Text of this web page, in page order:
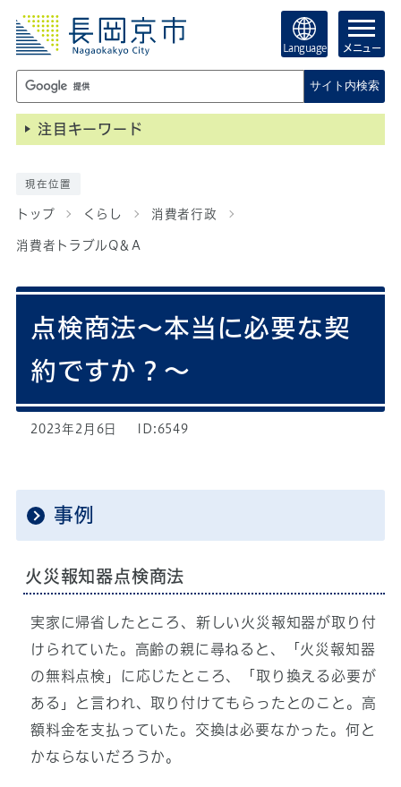
Language メニュー
サイト内検索
注目キーワード
現在位置
トップ くらし 消費者行政
消費者トラブルQ＆A
点検商法～本当に必要な契
約ですか？～
2023年2月6日 ID:6549
事例
火災報知器点検商法
実家に帰省したところ、新しい火災報知器が取り付
けられていた。高齢の親に尋ねると、「火災報知器
の無料点検」に応じたところ、「取り換える必要が
ある」と言われ、取り付けてもらったとのこと。高
額料金を支払っていた。交換は必要なかった。何と
かならないだろうか。